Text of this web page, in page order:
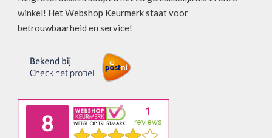
winkel! Het Webshop Keurmerk staat voor
betrouwbaarheid en service!